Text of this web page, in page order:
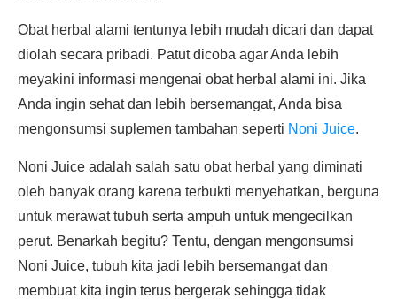
Obat herbal alami tentunya lebih mudah dicari dan dapat
diolah secara pribadi. Patut dicoba agar Anda lebih
meyakini informasi mengenai obat herbal alami ini. Jika
Anda ingin sehat dan lebih bersemangat, Anda bisa
mengonsumsi suplemen tambahan seperti Noni Juice.
Noni Juice adalah salah satu obat herbal yang diminati
oleh banyak orang karena terbukti menyehatkan, berguna
untuk merawat tubuh serta ampuh untuk mengecilkan
perut. Benarkah begitu? Tentu, dengan mengonsumsi
Noni Juice, tubuh kita jadi lebih bersemangat dan
membuat kita ingin terus bergerak sehingga tidak